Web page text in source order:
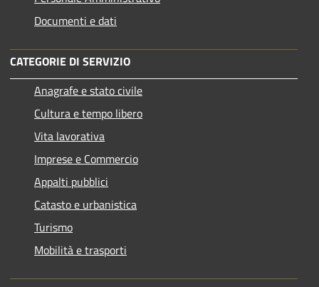
Documenti e dati
CATEGORIE DI SERVIZIO
Anagrafe e stato civile
Cultura e tempo libero
Vita lavorativa
Imprese e Commercio
Appalti pubblici
Catasto e urbanistica
Turismo
Mobilità e trasporti